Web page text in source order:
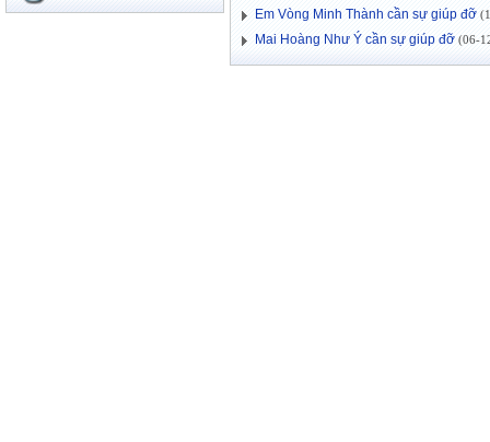
Em Vòng Minh Thành cần sự giúp đỡ
Mai Hoàng Như Ý cần sự giúp đỡ (06-